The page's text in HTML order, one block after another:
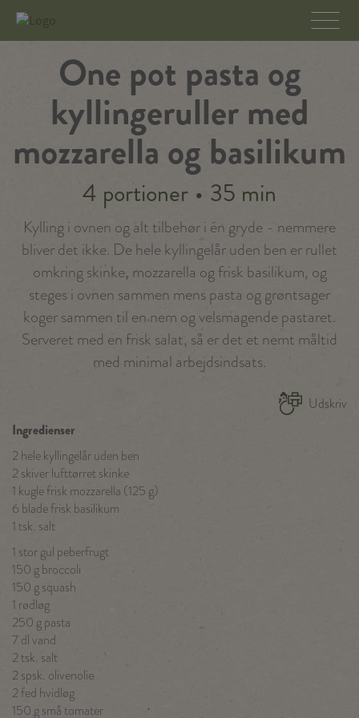
One pot pasta og
kyllingeruller med
mozzarella og basilikum
4 portioner • 35 min
Kylling i ovnen og alt tilbehør i én gryde - nemmere
bliver det ikke. De hele kyllingelår uden ben er rullet
omkring skinke, mozzarella og frisk basilikum, og
steges i ovnen sammen mens pasta og grøntsager
koger sammen til en nem og velsmagende pastaret.
Serveret med en frisk salat, så er det et nemt måltid
med minimal arbejdsindsats.
Udskriv
Ingredienser
2 hele kyllingelår uden ben
2 skiver lufttørret skinke
1 kugle frisk mozzarella (125 g)
6 blade frisk basilikum
1 tsk. salt
1 stor gul peberfrugt
150 g broccoli
150 g squash
1 rødløg
250 g pasta
7 dl vand
2 tsk. salt
2 spsk. olivenolie
2 fed hvidløg
150 g små tomater